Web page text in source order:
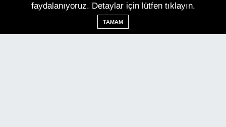
Haritası
Puan Durumu ve Fikstür
faydalanıyoruz. Detaylar için lütfen tıklayın.
TAMAM